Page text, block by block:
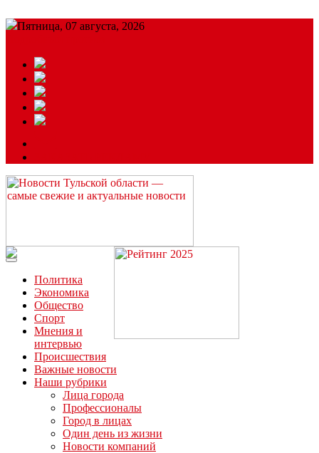
Пятница, 07 августа, 2026
Читайте последние новости дня в Тульской области на сайте
“ЗаНовомосковск”
Политика
Экономика
Общество
Спорт
Мнения и
интервью
Происшествия
Важные новости
Наши рубрики
Лица города
Профессионалы
Город в лицах
Один день из жизни
Новости компаний